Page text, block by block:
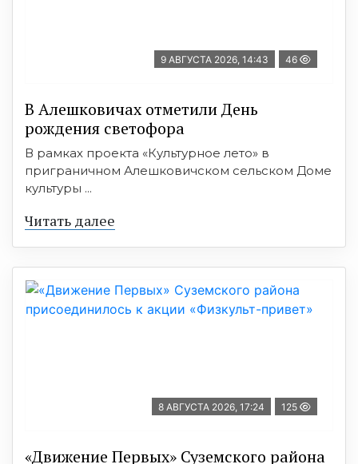
9 АВГУСТА 2026, 14:43 46
В Алешковичах отметили День
рождения светофора
В рамках проекта «Культурное лето» в
приграничном Алешковичском сельском Доме
культуры ...
Читать далее
8 АВГУСТА 2026, 17:24 125
«Движение Первых» Суземского района